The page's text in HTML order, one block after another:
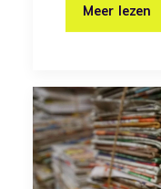
Meer lezen